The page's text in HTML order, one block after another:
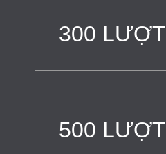
300 LƯỢT
500 LƯỢT